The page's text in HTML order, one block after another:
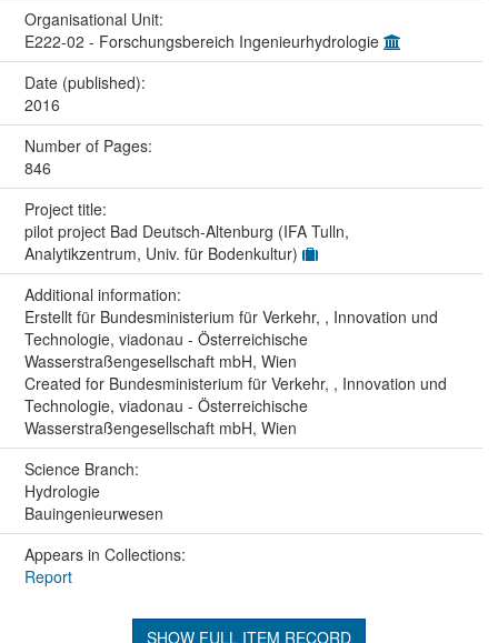
Organisational Unit:
E222-02 - Forschungsbereich Ingenieurhydrologie
Date (published):
2016
Number of Pages:
846
Project title:
pilot project Bad Deutsch-Altenburg (IFA Tulln,
Analytikzentrum, Univ. für Bodenkultur)
Additional information:
Erstellt für Bundesministerium für Verkehr, , Innovation und
Technologie, viadonau - Österreichische
Wasserstraßengesellschaft mbH, Wien
Created for Bundesministerium für Verkehr, , Innovation und
Technologie, viadonau - Österreichische
Wasserstraßengesellschaft mbH, Wien
Science Branch:
Hydrologie
Bauingenieurwesen
Appears in Collections:
Report
SHOW FULL ITEM RECORD